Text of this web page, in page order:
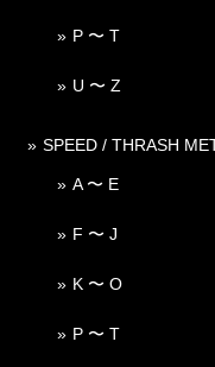
P 〜 T
U 〜 Z
SPEED / THRASH
A 〜 E
F 〜 J
K 〜 O
P 〜 T